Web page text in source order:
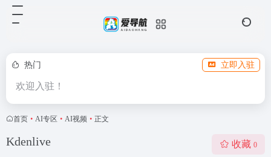
热门 立即入驻
欢迎入驻！
首页 • AI专区 • AI视频 • 正文
Kdenlive 收藏 0